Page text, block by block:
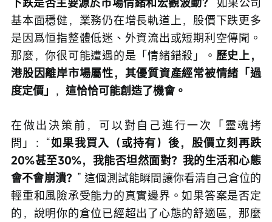
基本面穩健，業務仍在增長軌道上，股價下跌更多
是因爲恒指整體低迷、外資流出或短期利空傳聞。
那麼，你很可能遭遇的是「情緒錯殺」。 歷史上，
港股因離岸市場屬性，其優質資產經常被情緒「過
度定價」 ， 這恰恰可能創造了機會。
在做出決策前，可以對自己進行一次「靈魂拷
問」：“如果我買入（或持有）後，股價立刻再跌
20%甚至30%，我能否坦然面對？我的生活和心態
會不會崩潰？ ” 這個測試能瞬間讓你看清自己倉位的
輕重和風險承受能力的真實邊界。如果答案是否定
的，說明你的倉位已經超出了心態的舒適區，那麼